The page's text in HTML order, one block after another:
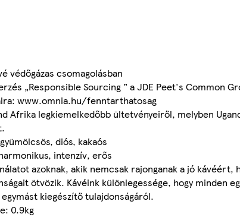
védőgázas csomagolásban
„Responsible Sourcing ” a JDE Peet's Common
www.omnia.hu/fenntarthatosag
Afrika legkiemelkedőbb ültetvényeiről, melyben
diós, kakaós
intenzív, erős
azoknak, akik nemcsak rajonganak a jó
ötvözik. Kávéink különlegessége, hogy minden
kiegészítő tulajdonságáról.
0.9kg